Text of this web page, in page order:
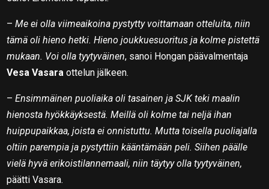
–Me ei olla viimeaikoina pystytty voittamaan otteluita, niin
tämä oli hieno hetki. Hieno joukkuesuoritus ja kolme pistettä
mukaan. Voi olla tyytyväinen, sanoi Hongan päävalmentaja
Vesa Vasara ottelun jälkeen.
– Ensimmäinen puoliaika oli tasainen ja SJK teki maalin
hienosta hyökkäyksestä. Meillä oli kolme tai neljä ihan
huippupaikkaa, joista ei onnistuttu. Mutta toisella puoliajalla
oltiin parempia ja pystyttiin kääntämään peli. Siihen päälle
vielä hyvä erikoistilannemaali, niin täytyy olla tyytyväinen,
päätti Vasara.